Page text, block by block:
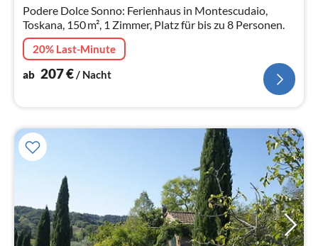
Podere Dolce Sonno: Ferienhaus in Montescudaio,
Toskana, 150 m², 1 Zimmer, Platz für bis zu 8 Personen.
20% Last-Minute
ab 207€/ Nacht